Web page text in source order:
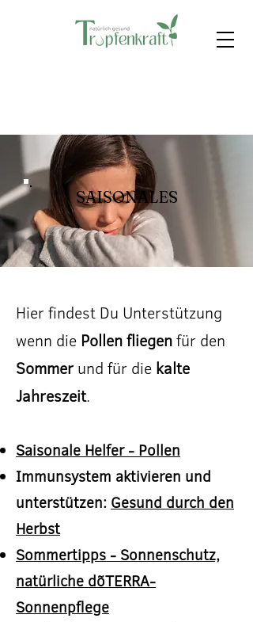
SAISONALES
Hier findest Du Unterstützung
wenn die Pollen fliegenfür den
Sommer und für die kalte
Jahreszeit.
Saisonale Helfer - Pollen
Immunsystem aktivieren und
unterstützen: Gesund durch den
Herbst
Sommertipps - Sonnenschutz,
natürliche dõTERRA-
Sonnenpflege